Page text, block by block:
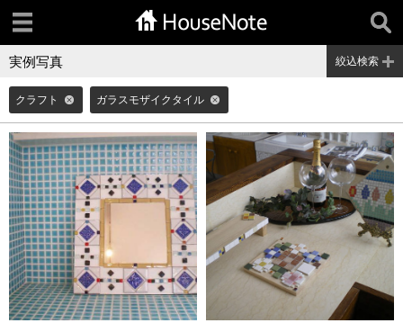
実例写真 絞込検索
クラフト ガラスモザイクタイル